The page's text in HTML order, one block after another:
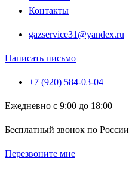
Контакты
gazservice31@yandex.ru
Написать письмо
+7 (920) 584-03-04
Ежедневно с 9:00 до 18:00
Бесплатный звонок по России
Перезвоните мне